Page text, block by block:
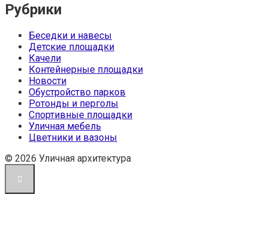
Рубрики
Беседки и навесы
Детские площадки
Качели
Контейнерные площадки
Новости
Обустройство парков
Ротонды и перголы
Спортивные площадки
Уличная мебель
Цветники и вазоны
© 2026 Уличная архитектура